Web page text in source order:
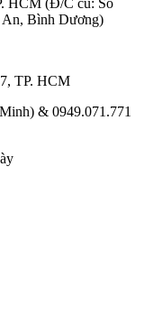
HCM (Đ/C cũ: Số
An, Bình Dương)
TP. HCM
& 0949.071.771